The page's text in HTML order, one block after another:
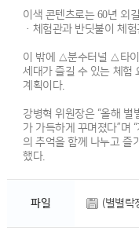
이색 콘텐츠로는 60년 외
·체험관과 반딧불이 체험
이 밖에 △분수터널 △타
세대가 즐길 수 있는 체험
계획이다.
강병혁 위원장은 “올해 별
가 가득하게 꾸며졌다”며
의 추억을 함께 나누고 즐
했다.
파일 (별별락